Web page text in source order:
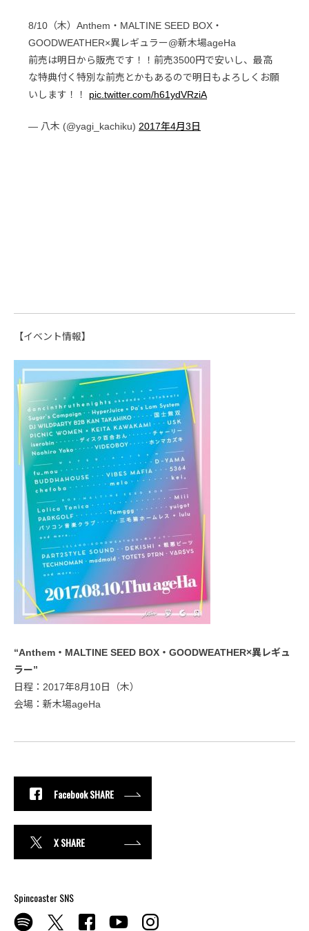
8/10（木）Anthem・MALTINE SEED BOX・
GOODWEATHER×異レギュラー@新木場ageHa
前売は明日から販売です！！前売3500円で安いし、最高
な特典付く特別な前売とかもあるので明日もよろしくお願
いします！！ pic.twitter.com/h61ydVRziA
— 八木 (@yagi_kachiku) 2017年4月3日
【イベント情報】
“Anthem・MALTINE SEED BOX・GOODWEATHER×異レギュ
ラー”
日程：2017年8月10日（木）
会場：新木場ageHa
Facebook SHARE
X SHARE
Spincoaster SNS